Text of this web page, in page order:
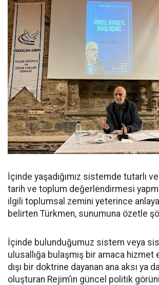
İçinde yaşadığımız sistemde tutarlı
tarih ve toplum değerlendirmesi
ilgili toplumsal zemini yeterince
belirten Türkmen, sunumuna özetle
İçinde bulunduğumuz sistem veya
ulusallığa bulaşmış bir amaca hizmet
dışı bir doktrine dayanan ana aksı ya
oluşturan Rejim’in güncel politik